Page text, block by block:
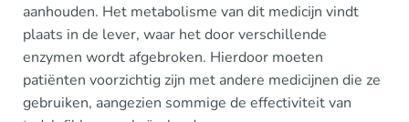
aanhouden. Het metabolisme van dit medicijn vindt
plaats in de lever, waar het door verschillende
enzymen wordt afgebroken. Hierdoor moeten
patiënten voorzichtig zijn met andere medicijnen die ze
gebruiken, aangezien sommige de effectiviteit van